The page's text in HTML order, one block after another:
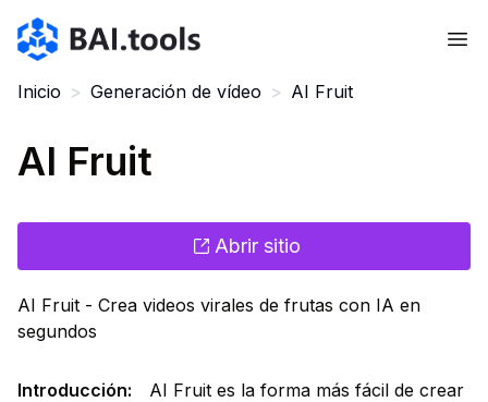
Bai.tools
Inicio > Generación de vídeo > AI Fruit
AI Fruit
Abrir sitio
AI Fruit - Crea videos virales de frutas con IA en
segundos
Introducción:
AI Fruit es la forma más fácil de crear